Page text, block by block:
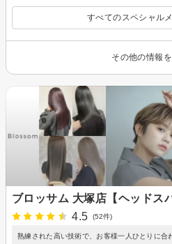
すべてのスペシャル
その他の情報
ブロッサム 大塚店【ヘッドス
4.5
(52件)
熟練された高い技術で、お客様一人ひとりに合